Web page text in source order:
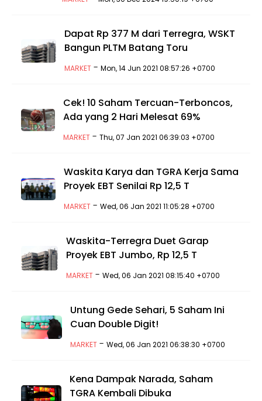
Dapat Rp 377 M dari Terregra, WSKT
Bangun PLTM Batang Toru
MARKET- Mon, 14 Jun 2021 08:57:26 +0700
Cek! 10 Saham Tercuan-Terboncos,
Ada yang 2 Hari Melesat 69%
MARKET- Thu, 07 Jan 2021 06:39:03 +0700
Waskita Karya dan TGRA Kerja Sama
Proyek EBT Senilai Rp 12,5 T
MARKET- Wed, 06 Jan 2021 11:05:28 +0700
Waskita-Terregra Duet Garap
Proyek EBT Jumbo, Rp 12,5 T
MARKET -Wed, 06 Jan 2021 08:15:40 +0700
Untung Gede Sehari, 5 Saham Ini
Cuan Double Digit!
MARKET- Wed, 06 Jan 2021 06:38:30 +0700
Kena Dampak Narada, Saham
TGRA Kembali Dibuka